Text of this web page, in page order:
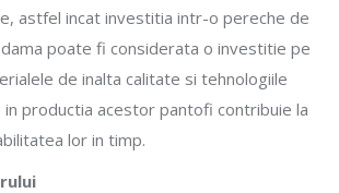
astfel incat investitia intr-o pereche de
poate fi considerata o investitie pe
de inalta calitate si tehnologiile
productia acestor pantofi contribuie la
lor in timp.